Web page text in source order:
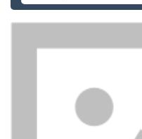
Aktuality
-- Tlačové správy
-- Oznamy
-- Dopravné správy